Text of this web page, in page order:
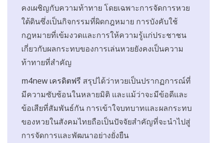
คงเผชิญกับความท้าทาย โดยเฉพาะการจัดการหวย
ใต้ดินซึ่งเป็นกิจกรรมที่ผิดกฎหมาย การบังคับใช้
กฎหมายที่เข้มงวดและการให้ความรู้แก่ประชาชน
เกี่ยวกับผลกระทบของการเล่นหวยยังคงเป็นความ
ท้าทายที่สำคัญ
m4new เครดิตฟรี สรุปได้ว่าหวยเป็นปรากฏการณ์ที่
มีความซับซ้อนในหลายมิติ และแม้ว่าจะมีข้อดีและ
ข้อเสียที่สัมพันธ์กัน การเข้าใจบทบาทและผลกระทบ
ของหวยในสังคมไทยถือเป็นปัจจัยสำคัญที่จะนำไปสู่
การจัดการและพัฒนาอย่างยั่งยืน